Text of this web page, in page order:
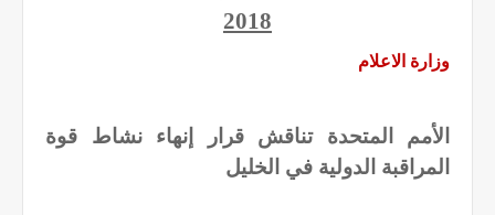
2018
وزارة الاعلام
الأمم المتحدة تناقش قرار إنهاء نشاط قوة
المراقبة الدولية في الخليل